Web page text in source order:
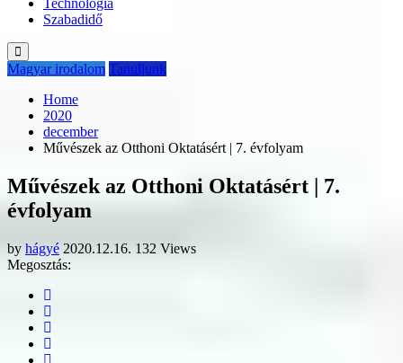
Technológia
Szabadidő
Magyar irodalom Tanuljunk
Home
2020
december
Művészek az Otthoni Oktatásért | 7. évfolyam
Művészek az Otthoni Oktatásért | 7.
évfolyam
by hágyé 2020.12.16. 132 Views
Megosztás: